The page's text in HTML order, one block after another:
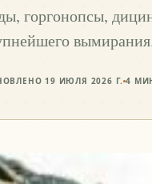
горгонопсы,
19 ИЮЛЯ 2026 Г. 4